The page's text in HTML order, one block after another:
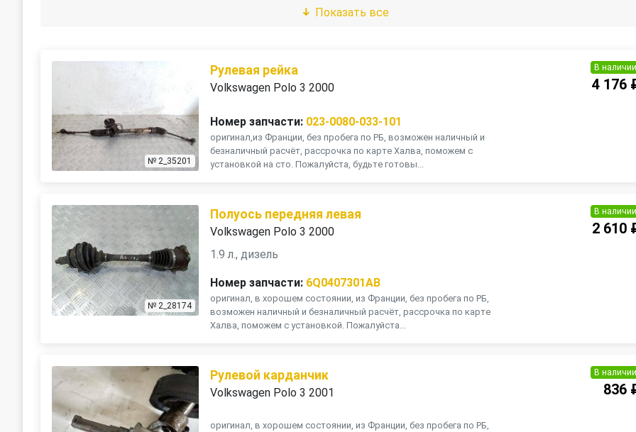
Показать все
№ 2_35201
Рулевая рейка
Volkswagen Polo 3 2000
Номер запчасти: 023-0080-033-101
оригинал,из Франции, без пробега по РБ, возможен наличный и
безналичный расчёт, рассрочка по карте Халва, поможем с
установкой на сто. Пожалуйста, будьте готовы...
В наличии
4 176
№ 2_28174
Полуось передняя левая
Volkswagen Polo 3 2000
1.9 л., дизель
Номер запчасти: 6Q0407301AB
оригинал, в хорошем состоянии, из Франции, без пробега по РБ,
возможен наличный и безналичный расчёт, рассрочка по карте
Халва, поможем с установкой. Пожалуйста...
В наличии
2 610
Рулевой карданчик
Volkswagen Polo 3 2001
оригинал, в хорошем состоянии, из Франции, без пробега по РБ,
В наличии
836